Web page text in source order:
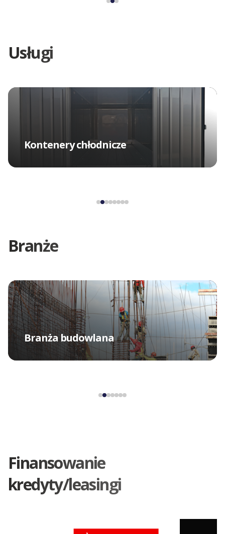
Usługi
Modyfikacje kontenerów
Branże
Branża elektroniczna
Finansowanie
kredyty/leasingi